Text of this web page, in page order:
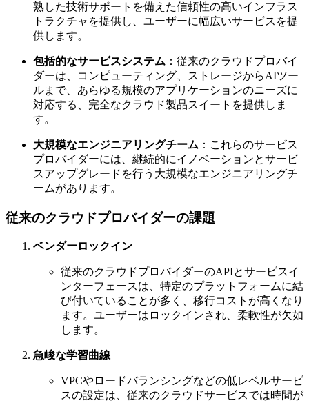
熟した技術サポートを備えた信頼性の高いインフラス
トラクチャを提供し、ユーザーに幅広いサービスを提
供します。
包括的なサービスシステム ：従来のクラウドプロバイ
ダーは、コンピューティング、ストレージからAIツー
ルまで、あらゆる規模のアプリケーションのニーズに
対応する、完全なクラウド製品スイートを提供しま
す。
大規模なエンジニアリングチーム ：これらのサービス
プロバイダーには、継続的にイノベーションとサービ
スアップグレードを行う大規模なエンジニアリングチ
ームがあります。
従来のクラウドプロバイダーの課題
ベンダーロックイン
従来のクラウドプロバイダーのAPIとサービスイ
ンターフェースは、特定のプラットフォームに結
び付いていることが多く、移行コストが高くなり
ます。ユーザーはロックインされ、柔軟性が欠如
します。
急峻な学習曲線
VPCやロードバランシングなどの低レベルサービ
スの設定は、従来のクラウドサービスでは時間が